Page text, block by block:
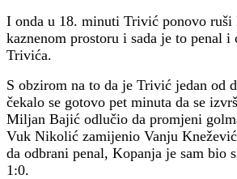
I onda u 18. minuti Trivić ponovo ruši
kaznenom prostoru i sada je to penal i
Trivića.
S obzirom na to da je Trivić jedan od
čekalo se gotovo pet minuta da se
Miljan Bajić odlučio da promjeni
Vuk Nikolić zamijenio Vanju
da odbrani penal, Kopanja je sam bio
1:0.